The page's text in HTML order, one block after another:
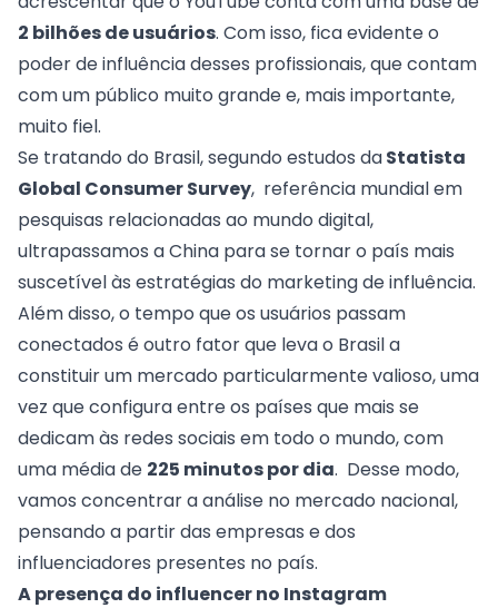
2 bilhões de usuários. Com isso, fica evidente o
poder de influência desses profissionais, que contam
com um público muito grande e, mais importante,
muito fiel.
Se tratando do Brasil, segundo estudos daStatista
Global Consumer Survey, referência mundial em
pesquisas relacionadas ao mundo digital,
ultrapassamos a China para se tornar o país mais
suscetível às estratégias do marketing de influência.
Além disso, o tempo que os usuários passam
conectados é outro fator que leva o Brasil a
constituir um mercado particularmente valioso, uma
vez que configura entre os países que mais se
dedicam às redes sociais em todo o mundo, com
uma média de 225 minutos por dia. Desse modo,
vamos concentrar a análise no mercado nacional,
pensando a partir das empresas e dos
influenciadores presentes no país.
A presença do influencer no Instagram